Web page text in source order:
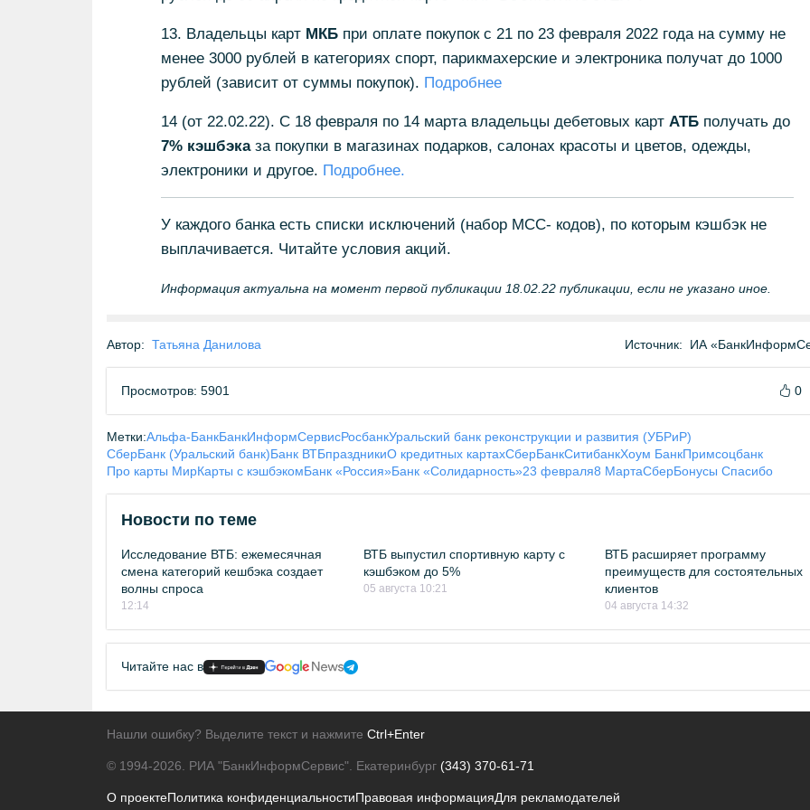
13. Владельцы карт МКБпри оплате покупок с 21 по 23 февраля 2022 года на сумму не
менее 3000 рублей в категориях спорт, парикмахерские и электроника получат до 1000
рублей (зависит от суммы покупок). Подробнее
14 (от 22.02.22). С 18 февраля по 14 марта владельцы дебетовых карт АТБполучать до
7% кэшбэказа покупки в магазинах подарков, салонах красоты и цветов, одежды,
электроники и другое. Подробнее.
У каждого банка есть списки исключений (набор МСС- кодов), по которым кэшбэк не
выплачивается. Читайте условия акций.
Информация актуальна на момент первой публикации 18.02.22 публикации, если не указано иное.
Автор: Татьяна Данилова Источник: ИА
Просмотров: 5901 0
Метки:Альфа-БанкБанкИнформСервисРосбанкУральский банк реконструкции и развития (УБРиР)
СберБанк (Уральский банк)Банк ВТБпраздникиО кредитных картахСберБанкСитибанкХоум БанкПримсоцбанк
Про карты МирКарты с кэшбэкомБанк «Россия»Банк «Солидарность»23 февраля8 МартаСберБонусы Спасибо
Новости по теме
Исследование ВТБ: ежемесячная
смена категорий кешбэка создает
волны спроса
12:14
ВТБ выпустил спортивную карту с
кэшбэком до 5%
05 августа 10:21
ВТБ расширяет программу
преимуществ для состоятельных
клиентов
04 августа 14:32
Читайте нас в
Нашли ошибку? Выделите текст и нажмите Ctrl+Enter
© 1994-2026. РИА "БанкИнформСервис". Екатеринбург (343) 370-61-71
О проектеПолитика конфиденциальностиПравовая информацияДля рекламодателей